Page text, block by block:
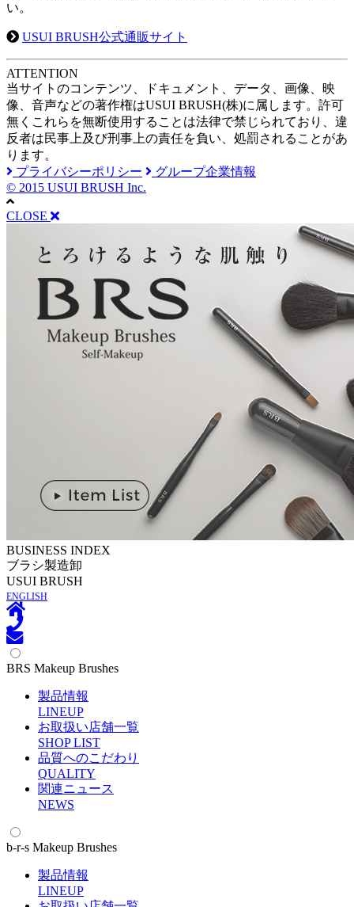
い。
USUI BRUSH公式通販サイト
ATTENTION
当サイトのコンテンツ、ドキュメント、データ、画像、映
像、音声などの著作権はUSUI BRUSH(株)に属します。許可
無くこれらを無断使用することは法律で禁じられており、違
反者は民事上及び刑事上の責任を負い、処罰されることがあ
ります。
プライバシーポリシー
グループ企業情報
© 2015 USUI BRUSH Inc.
CLOSE
BUSINESS INDEX
ブラシ製造卸
USUI BRUSH
ENGLISH
BRS Makeup Brushes
製品情報
LINEUP
お取扱い店舗一覧
SHOP LIST
品質へのこだわり
QUALITY
関連ニュース
NEWS
b-r-s Makeup Brushes
製品情報
LINEUP